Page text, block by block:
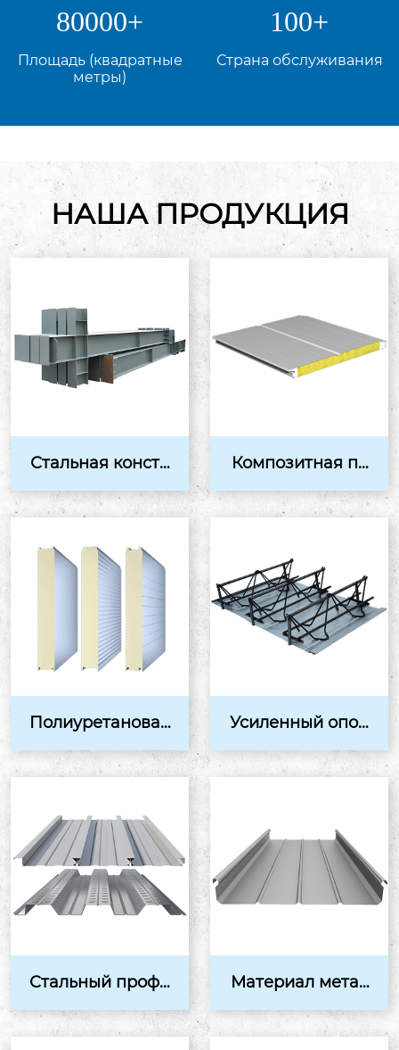
80000+
Площадь (квадратные
метры)
100+
Страна обслуживания
НАША ПРОДУКЦИЯ
Стальная констр
Композитная пл
ваты
Полиуретановая
Усиленный опор
фермы
Стальный профн
м
Материал метал
дения